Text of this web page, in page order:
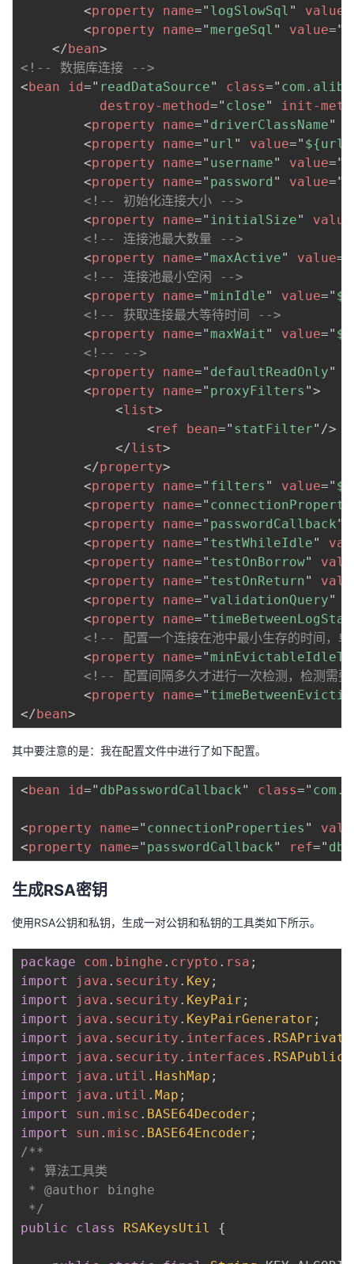
的
我
技
的
<property name=" logSlowSql " value
<property name=" mergeSql " value="
</bean>
<!-- 数据库连接 -->
<bean id=" readDataSource" class="
destroy-method=" close"
init-
<property name=" driverClassName"
<property name=" url " value="
<property name=" username" value="
<property name=" password " value="
<!-- 初始化连接大小 -->
<property name=" initialSize" value
<!-- 连接池最大数量 -->
<property name=" maxActive" value=
<!-- 连接池最小空闲 -->
<property name=" minIdle" value="
<!-- 获取连接最大等待时间 -->
<property name=" maxWait " value="
<!-- -->
<property name=" defaultReadOnly"
<property name=" proxyFilters ">
<list>
<ref bean=" statFilter" />
</list>
</property>
<property name=" filters " value="
<property name="
<property name=" passwordCallback"
<property name=" testWhileIdle"
<property name=" testOnBorrow"
<property name=" testOnReturn"
<property name=" validationQuery"
<property name="
<!-- 配置一个连接在池中最小生存的时间，
<property name="
<!-- 配置间隔多久才进行一次检测，检测需
<property name="
</bean>
其中要注意的是：我在配置文件中进行了如下配置。
<bean id=" dbPasswordCallback" class="
<property name=" connectionProperties "
<property name=" passwordCallback" ref="
生成RSA密钥
使用RSA公钥和私钥，生成一对公钥和私钥的工具类如下所示。
package com . binghe . crypto . rsa ;
import
java . security . Key ;
import
java . security . KeyPair ;
import
java . security . KeyPairGenerator ;
import
java . security . interfaces .
import
java . security . interfaces .
import
java . util . HashMap ;
import
java . util . Map ;
import
sun . misc . BASE64Decoder ;
import
sun . misc . BASE64Encoder ;
/**
* 算法工具类
* @author binghe
*/
public
class RSAKeysUtil {